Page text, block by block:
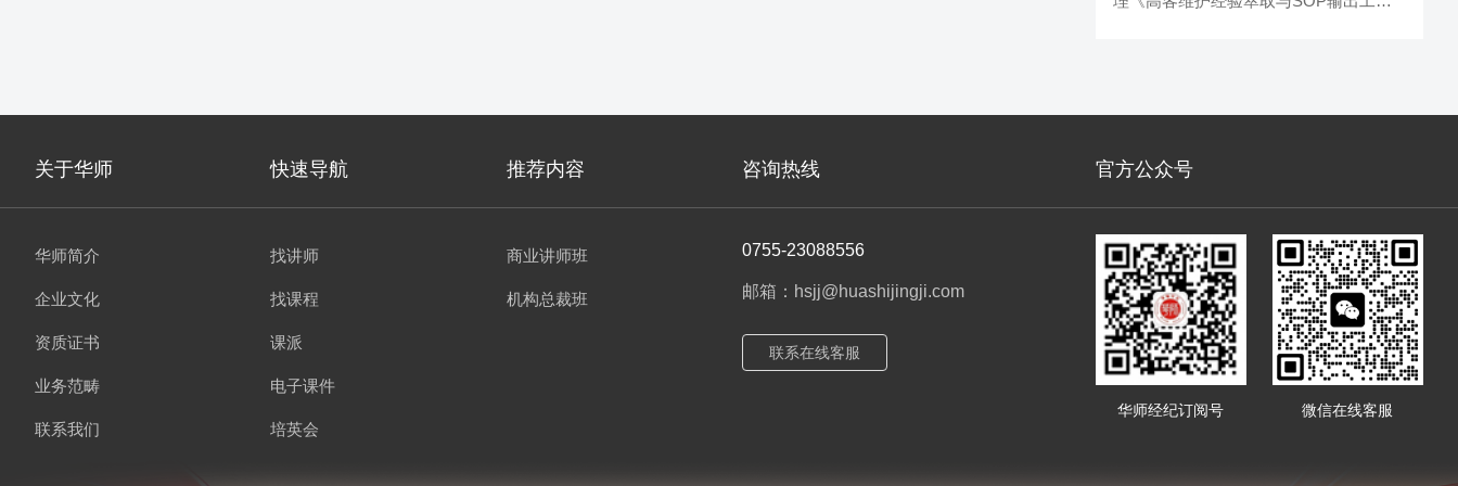
关于华师 快速导航 推荐内容 咨询热线 官方公众号
华师简介
企业文化
资质证书
业务范畴
联系我们
找讲师
找课程
课派
电子课件
培英会
商业讲师班
机构总裁班
0755-23088556
邮箱：hsjj@huashijingji.com
联系在线客服
华师经纪订阅号 微信在线客服